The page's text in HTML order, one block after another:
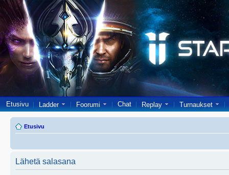
Etusivu Ladder Foorumi Chat Replay Turnaukset
Etusivu
Lähetä salasana